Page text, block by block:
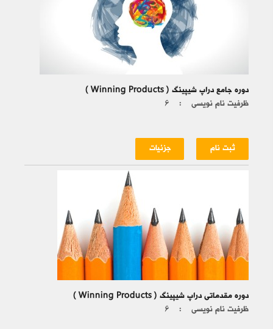
دوره جامع دراپ شیپینگ ( Winning Products )
ظرفیت نام نویسی : ۶
ثبت نام جزئیات
دوره مقدماتی دراپ شیپینگ ( Winning Products )
ظرفیت نام نویسی : ۶